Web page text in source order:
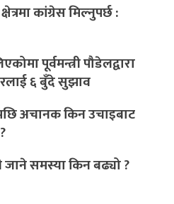
कांग्रेस मिल्नुपर्छ :
पूर्वमन्त्री पौडेलद्वारा
६ बुँदे सुझाव
अचानक किन उचाइबाट
जाने समस्या किन बढ्यो ?